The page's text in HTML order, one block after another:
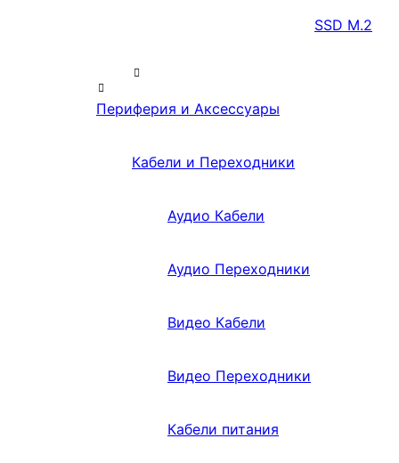
SSD M.2
Периферия и Аксессуары
Кабели и Переходники
Аудио Кабели
Аудио Переходники
Видео Кабели
Видео Переходники
Кабели питания